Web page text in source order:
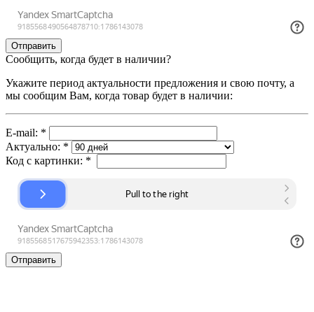
Сообщить, когда будет в наличии?
Укажите период актуальности предложения и свою почту, а
мы сообщим Вам, когда товар будет в наличии:
E-mail: *
Актуально: *
Код с картинки: *